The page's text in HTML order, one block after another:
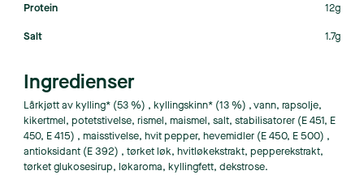
Protein 12g
Salt 1.7g
Ingredienser
Lårkjøtt av kylling* (53 %) , kyllingskinn* (13 %) , vann, rapsolje,
kikertmel, potetstivelse, rismel, maismel, salt, stabilisatorer (E 451, E
450, E 415) , maisstivelse, hvit pepper, hevemidler (E 450, E 500) ,
antioksidant (E 392) , tørket løk, hvitløkekstrakt, pepperekstrakt,
tørket glukosesirup, løkaroma, kyllingfett, dekstrose.